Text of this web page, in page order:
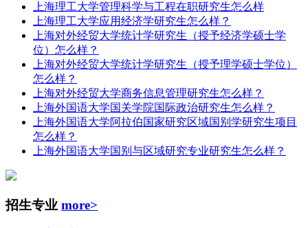
上海理工大学管理科学与工程在职研究生怎么样
上海理工大学应用经济学研究生怎么样？
上海对外经贸大学统计学研究生（授予经济学硕士学
位）怎么样？
上海对外经贸大学统计学研究生（授予理学硕士学位）
怎么样？
上海对外经贸大学商务信息管理研究生怎么样？
上海外国语大学国关学院国际政治研究生怎么样？
上海外国语大学阿拉伯国家研究区域国别学研究生项目
怎么样？
上海外国语大学国别与区域研究专业研究生怎么样？
招生专业 more>